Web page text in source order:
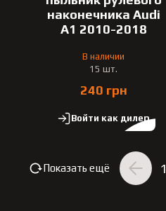
наконечника Audi
A1 2010-2018
В наличии
15 шт.
240 грн
Войти как дилер
Показать ещё 1